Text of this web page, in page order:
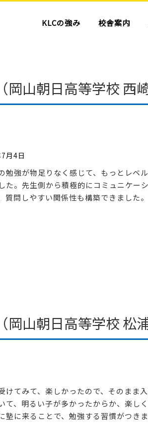
KLCの強み 校舎案内
山朝日高等学校 西崎
月4日
勉強が物足りなく感じて、もっとレベ
た。先生側から積極的にコミュニケー
質問しやすい関係性も構築できました
山朝日高等学校 松浦
けてみて、楽しかったので、そのまま
て、明るい子が多かったからか、楽し
塾に来ることで、勉強する習慣がつき